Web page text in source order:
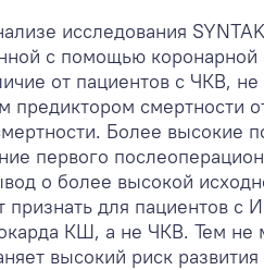
исследования
с помощью
от пациентов с ЧКВ,
предиктором смертности
Более высокие
первого
о более высокой
признать для пациентов
КШ, а не ЧКВ. Тем
высокий риск